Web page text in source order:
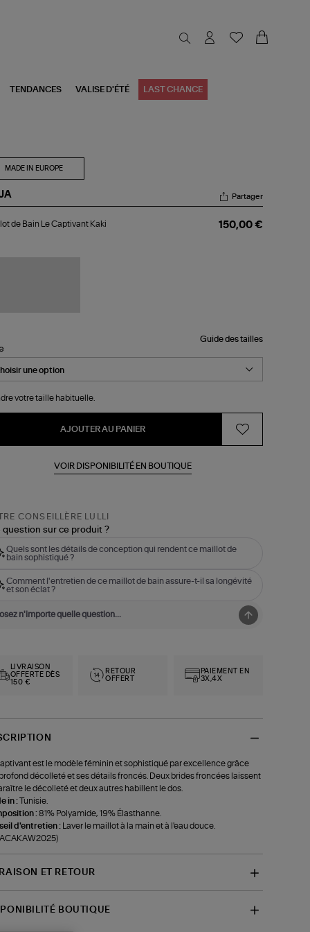
TENDANCES VALISE D'ÉTÉ LAST CHANCE
MADE IN EUROPE
Partager
de Bain Le Captivant Kaki 150,00 €
Guide des tailles
votre taille habituelle.
AJOUTER AU PANIER
VOIR DISPONIBILITÉ EN BOUTIQUE
CONSEILLÈRE LULLI
question sur ce produit ?
Quels sont les détails de conception qui rendent ce maillot de
bain sophistiqué ?
Comment l'entretien de ce maillot de bain assure-t-il sa longévité
et son éclat ?
LIVRAISON
OFFERTE DÈS
150 €
RETOUR
OFFERT
PAIEMENT EN
3X,4X
est le modèle féminin et sophistiqué par excellence grâce
décolleté et ses détails froncés. Deux brides froncées laissent
le décolleté et deux autres habillent le dos.
in :Tunisie.
:81% Polyamide, 19% Élasthanne.
d'entretien :
Laver le maillot à la main et à l'eau douce.
ET RETOUR
BOUTIQUE